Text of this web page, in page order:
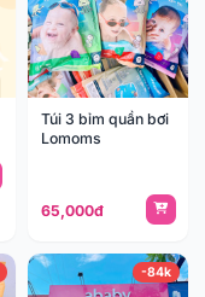
Túi 3 bỉm quần bơi
Lomoms
65,000đ
-84k